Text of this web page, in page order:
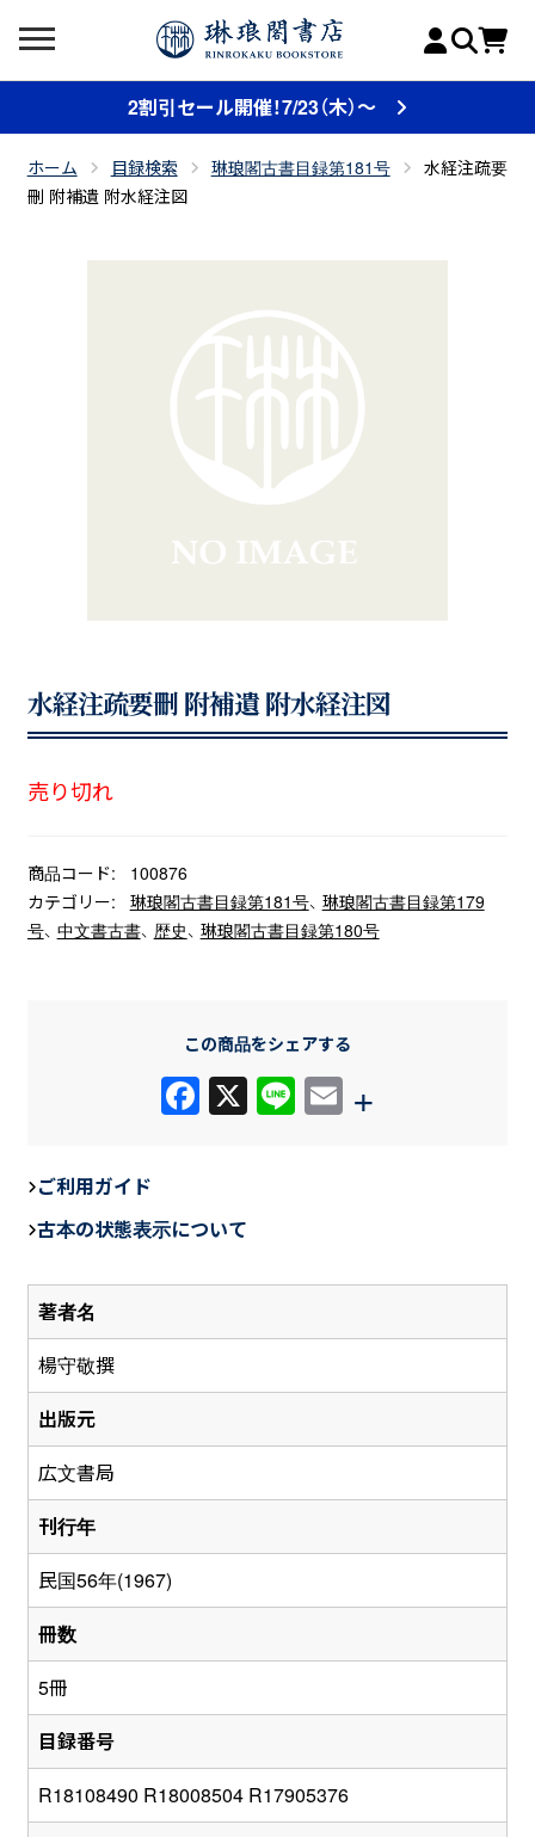
2割引セール開催！7/23（木）～
ホーム 目録検索 琳琅閣古書目録第181号
水経注疏要
刪 附補遺 附水経注図
水経注疏要刪 附補遺 附水経注図
売り切れ
商品コード:
100876
カテゴリー:
琳琅閣古書目録第181号、 琳琅閣古書目録第179
号、 中文書古書、 歴史、 琳琅閣古書目録第180号
著者名
楊守敬撰
出版元
広文書局
刊行年
民国56年(1967)
冊数
5冊
目録番号
R18108490 R18008504 R17905376
この商品をシェアする
F
e
b
o
o
X Li E
+
ご利用ガイド
古本の状態表示について